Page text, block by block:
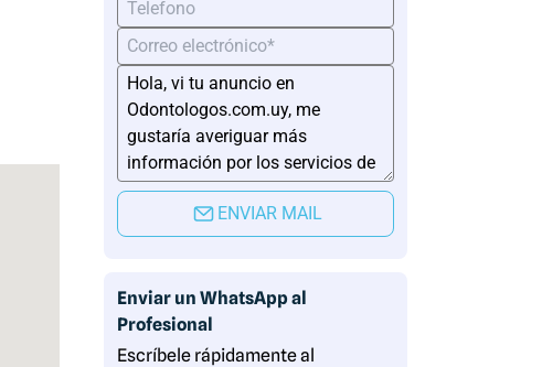
ENVIAR MAIL
Enviar un WhatsApp al
Profesional
Escríbele rápidamente al